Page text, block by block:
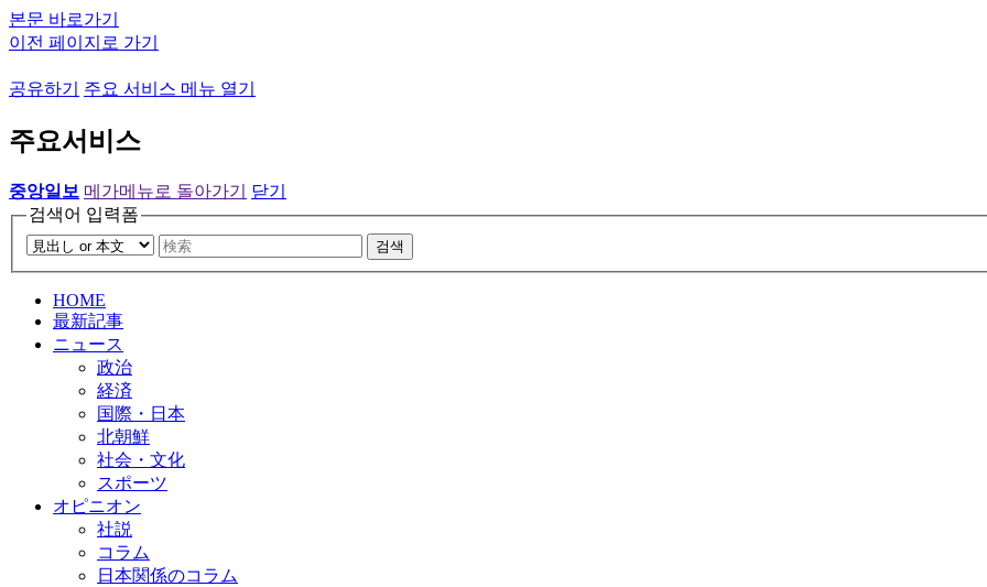
본문 바로가기
이전 페이지로 가기
공유하기 주요 서비스 메뉴 열기
주요서비스
중앙일보 메가메뉴로 돌아가기
닫기
검색어 입력폼
검색
HOME
最新記事
ニュース
政治
経済
国際・日本
北朝鮮
社会・文化
スポーツ
オピニオン
社説
コラム
日本関係のコラム